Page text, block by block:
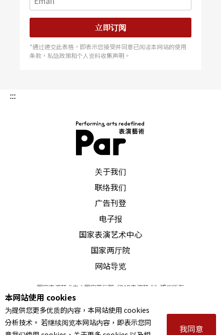
气定神闲，在高度形式主义的格式化走位里，展开
其简朴有力的布局，真是具有一派宗师本色。
到第二幕，可谓精华尽出。此幕角色以橘、红色的
妹二人优美地在前舞台坐下开始，爱欲记忆的争夺
已越来越白热化。及至圣芳德夫人上场，多段变态
性爱行为的大胆独语，飞扬出激昻的诗意。其实这
也正是柏格曼电影中最擅长的独语方式（有兴趣者
可参考《假面》、《哭泣与耳语》、《面对面》等
大特写独语欲望场景），真是使沙德的败德行为充
满理想主义的荣光。不论是圣芳德夫人说：「阿尔
封斯就是我！」抑或利妮雅从沙德小说中看到剧中
人尤丝蒂娜一如自己的身影，在这幕里柏格曼仿佛
也宣称：「我是沙德！」阿格涅塔．艾克曼纳这位
欲望的愉悦火焰。直至此幕后段，从姊妹的内在鬪
争发展成母女既爱且恨地重述四年前圣诞夜的痛楚
经验时，母女在羞愧、耻辱的氛围中完成了宗教般
立即订阅
*通过递交此表格，即表示您接受并同意已阅读本网站的使用
条款，私隐政策和个人资料收集声明。
:::
关于我们
联络我们
广告刊登
电子报
国家表演艺术中心
国家两厅院
网站导览
国家表演艺术中心国家两厅院《PAR表演艺术》版权所有
© 2022Performing arts redefined. All Rights Reserved
统一编号 Tax Id number 00973926
本站所提供相关演出资讯，如有异动应以主办单位公告为准。
本网站使用 cookies
为提供您更多优质的内容，本网站使用 cookies
分析技术。 若继续阅览本网站内容，即表示您同
我同意